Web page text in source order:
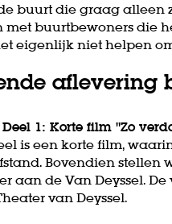
buurt die graag alleen
met buurtbewoners die
eigenlijk niet helpen
aflevering
1: Korte film "Zo
is een korte film,
Bovendien stellen
aan de Van Deyssel.
van Deyssel.